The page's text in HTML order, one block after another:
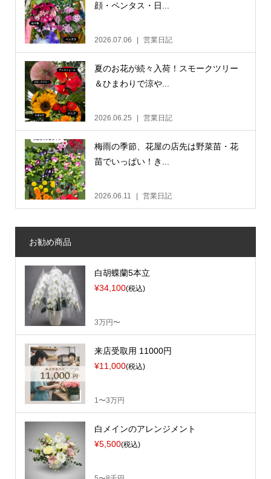
顔・ペンタス・日...
2026.07.06 営業日記
夏のお花が続々入荷！スモークツリー
＆ひまわりで涼や...
2026.06.25 営業日記
梅雨の季節、花屋の店先は野菜苗・花
苗でいっぱい！き...
2026.06.11 営業日記
お勧め商品
白胡蝶蘭5本立
¥34,100(税込)
3万円〜
来店受取用 11000円
¥11,000(税込)
1〜3万円
白メインのアレンジメント
¥5,500(税込)